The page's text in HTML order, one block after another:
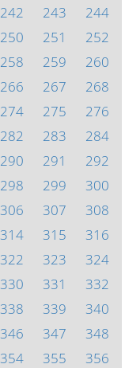
242 243
244
250 251
252
258 259
260
266 267
268
274 275
276
282 283
284
290 291
292
298 299
300
306 307
308
314 315
316
322 323
324
330 331
332
338 339
340
346 347
348
354 355 356